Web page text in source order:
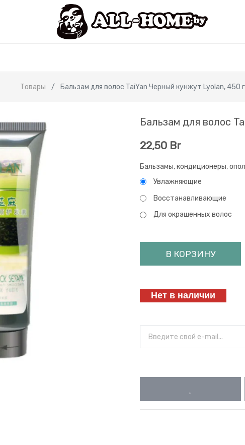
Товары Бальзам для волос TaiYan Черный кунжут Lyolan, 450 г
Бальзам для волос
22,50 Br
Бальзамы, кондиционеры,
Увлажняющие
Восстанавливающие
Для окрашенных волос
В КОРЗИНУ
Нет в наличии